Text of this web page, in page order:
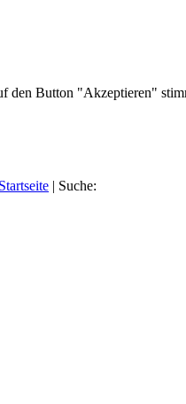
den Button "Akzeptieren"
Startseite | Suche: